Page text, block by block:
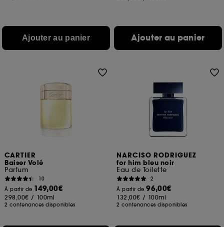
Ajouter au panier Ajouter au panier
CARTIER
Baiser Volé
Parfum
10
À partir de 149,00€
298,00€ / 100ml
2 contenances disponibles
NARCISO RODRIGUEZ
for him bleu noir
Eau de Toilette
2
À partir de96,00€
132,00€ / 100ml
2 contenances disponibles